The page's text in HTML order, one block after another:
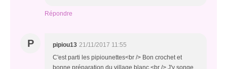
Répondre
P pipiou13 21/11/2017 11:55
C'est parti les pipiounettes<br /> Bon crochet et
bonne préparation du village blanc.<br /> J'y songe